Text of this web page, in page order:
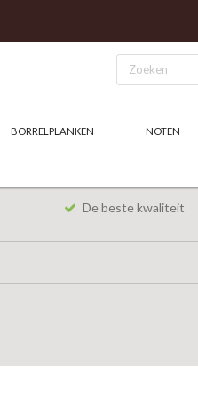
BORRELPLANKEN NOTEN
De beste kwaliteit